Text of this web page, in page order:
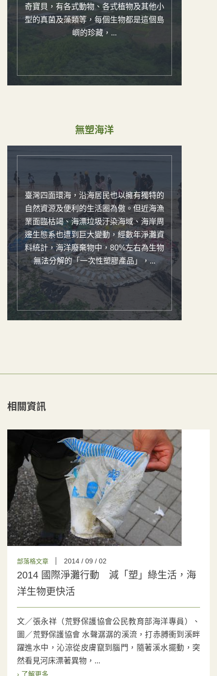
奇寶貝，有各式動物、各式植物及其他小
型的真菌及藻類等，每個生物都是這個島
嶼的珍藏，...
無塑海洋
臺灣四面環海，沿海居民也以擁有獨特的
自然資源及便利的生活圈為傲。但近海漁
業面臨枯竭、海漂垃圾汙染海域、海岸周
邊生態系也遭到巨大變動，經數年淨灘資
料統計，海洋廢棄物中，80%左右為生物
無法分解的「一次性塑膠產品」，...
相關資訊
部落格文章 2014 / 09 / 02
2014 國際淨灘行動 減「塑」綠生活，海
洋生物更快活
文／張永祥（荒野保護協會公民教育部海洋專員）、
圖／荒野保護協會 水聲潺潺的溪流，打赤膊衝到溪畔
躍進水中，沁涼從皮膚竄到腦門，隨著溪水擺動，突
然看見河床漂著異物，...
› 了解更多